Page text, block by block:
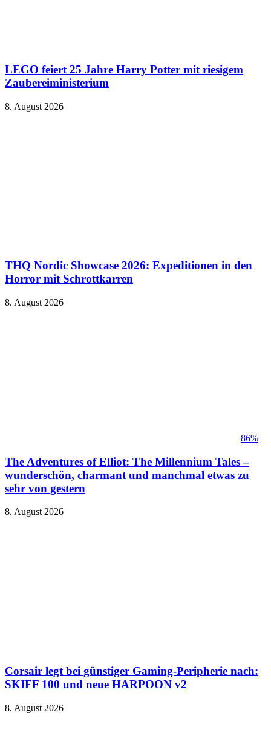
LEGO feiert 25 Jahre Harry Potter mit riesigem
Zaubereiministerium
8. August 2026
THQ Nordic Showcase 2026: Expeditionen in den
Horror mit Schrottkarren
8. August 2026
86%
The Adventures of Elliot: The Millennium Tales –
wunderschön, charmant und manchmal etwas zu
sehr von gestern
8. August 2026
Corsair legt bei günstiger Gaming-Peripherie nach:
SKIFF 100 und neue HARPOON v2
8. August 2026